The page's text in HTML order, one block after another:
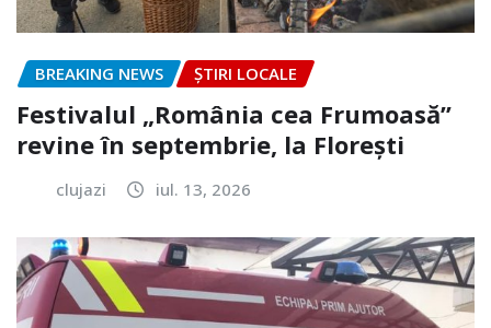
BREAKING NEWS ȘTIRI LOCALE
Festivalul „România cea Frumoasă”
revine în septembrie, la Florești
clujazi iul. 13, 2026